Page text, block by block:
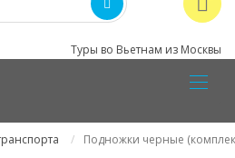
Туры во Вьетнам из Москвы
Подножки черные